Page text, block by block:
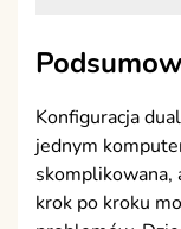
Konfiguracja
jednym
skomplikowana,
krok po kroku